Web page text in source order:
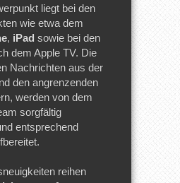
liegt bei den
wie etwa dem
, iPad sowie bei den
dem Apple TV. Die
Nachrichten aus der
den angrenzenden
werden von dem
sorgfältig
entsprechend
reihen